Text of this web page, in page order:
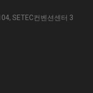
SETEC컨벤션센터 3